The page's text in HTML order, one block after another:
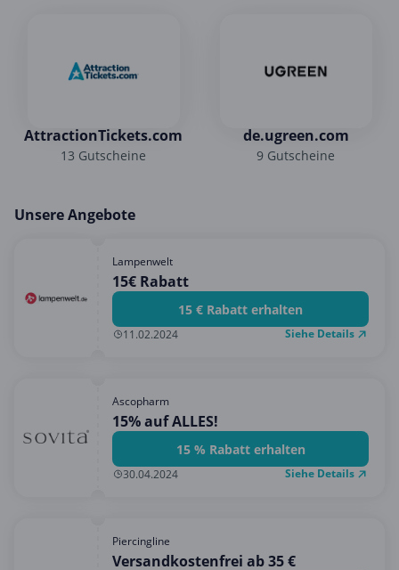
AttractionTickets.com
13 Gutscheine
de.ugreen.com
9 Gutscheine
Unsere Angebote
Lampenwelt
15€ Rabatt
15 € Rabatt erhalten
11.02.2024 Siehe Details
Ascopharm
15% auf ALLES!
15 % Rabatt erhalten
30.04.2024 Siehe Details
Piercingline
Versandkostenfrei ab 35 €